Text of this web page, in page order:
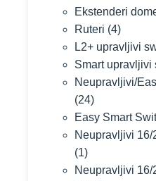
Ekstenderi
Ruteri (4)
L2+ upravljivi
Smart upravljivi
Neupravljivi/
(24)
Easy Smart
Neupravljivi
(1)
Neupravljivi